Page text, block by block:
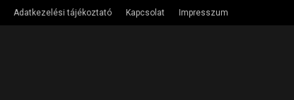
Adatkezelési tájékoztató Kapcsolat Impresszum